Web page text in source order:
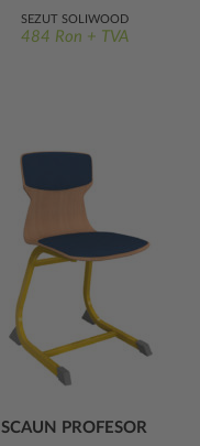
ERGO
ȘEZUT SOLIWOOD
484 Ron + TVA
SCAUN PROFESOR